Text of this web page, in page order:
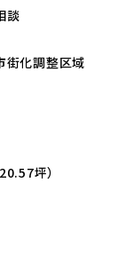
談
街化調整区域
坪）